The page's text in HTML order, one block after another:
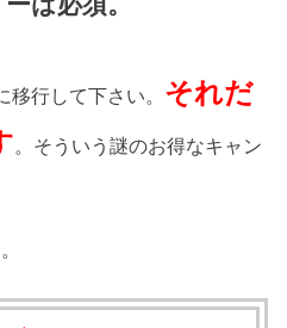
行して下さい。 それだ
。そういう謎のお得なキャン